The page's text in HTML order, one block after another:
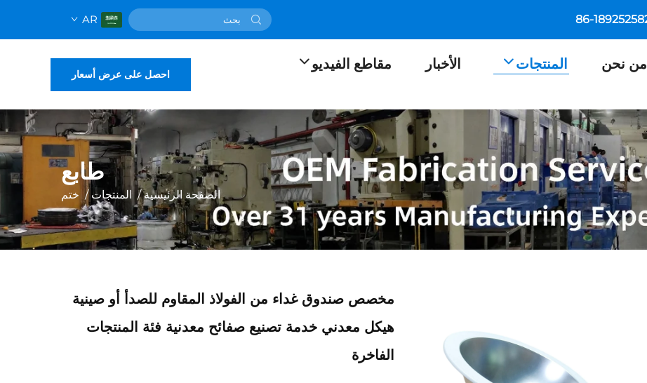
AR
من نحن المنتجات الأخبار
مقاطع الفيديو
احصل على عرض أسعار
طابع
الصفحة الرئيسية/ المنتجات / ختم
مخصص صندوق غداء من الفولاذ المقاوم للصدأ أو صينية
هيكل معدني خدمة تصنيع صفائح معدنية فئة المنتجات
الفاخرة